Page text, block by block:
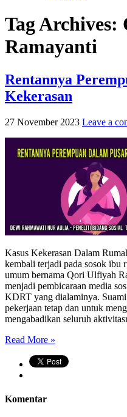
Tag Archives:
Ramayanti
Rentannya
Kekerasan
27 November 2023 Leave a
Kasus Kekerasan Dalam
kembali terjadi pada sosok ibu
umum bernama Qori Ulfiyah
menjadi pembicaraan media
KDRT yang dialaminya.
pekerjaan tetap dan untuk
mengabadikan seluruh
Read More »
Komentar